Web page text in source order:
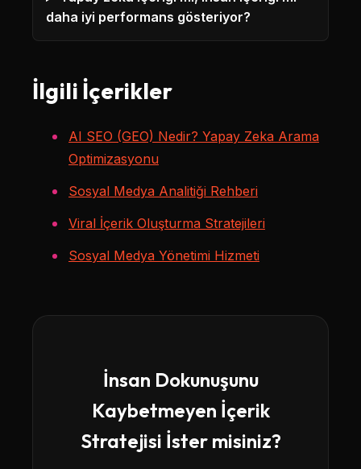
daha iyi performans gösteriyor?
İlgili İçerikler
AI SEO (GEO) Nedir? Yapay Zeka Arama
Optimizasyonu
Sosyal Medya Analitiği Rehberi
Viral İçerik Oluşturma Stratejileri
Sosyal Medya Yönetimi Hizmeti
İnsan Dokunuşunu
Kaybetmeyen İçerik
Stratejisi İster misiniz?